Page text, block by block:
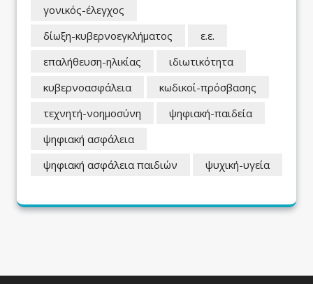
γονικός-έλεγχος
δίωξη-κυβερνοεγκλήματος
ε.ε.
επαλήθευση-ηλικίας
ιδιωτικότητα
κυβερνοασφάλεια
κωδικοί-πρόσβασης
τεχνητή-νοημοσύνη
ψηφιακή-παιδεία
ψηφιακή ασφάλεια
ψηφιακή ασφάλεια παιδιών
ψυχική-υγεία